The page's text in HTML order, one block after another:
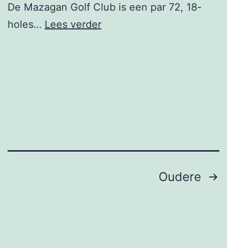
De Mazagan Golf Club is een par 72, 18-
holes… Lees verderMazagan
Oudere